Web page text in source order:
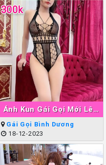
Ánh Kun Gái Gọi Mới Lên
Sóng Thuận An
300k
Gái Gọi Bình Dương
18-12-2023